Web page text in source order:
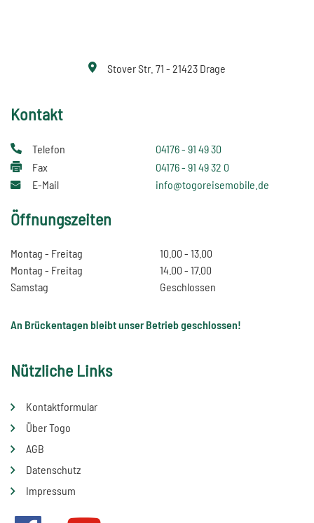
Stover Str. 71 - 21423 Drage
Kontakt
Telefon
04176 - 91 49 30
Fax
04176 - 91 49 32 0
E-Mail
info@togoreisemobile.de
Öffnungszeiten
Montag - Freitag
10.00 - 13.00
Montag - Freitag
14.00 - 17.00
Samstag
Geschlossen
An Brückentagen bleibt unser Betrieb geschlossen!
Nützliche Links
Kontaktformular
Über Togo
AGB
Datenschutz
Impressum